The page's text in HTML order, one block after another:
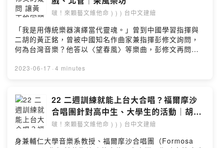
我你對這一集的想法：
https://open.firstory.me/user/ckv2of5jg0nsi0818rn95
wm8d/comments業務合作：
ilove@home.com.twPowered by Firstory Hosting
啵！來顆藝文維他命 ) ) ) 台中文建繪
「我是用傳統樂器演繹當代靈魂。」曾到中國學習指揮與
二胡的黃正銘，曾被中國知名作曲家兼指揮彭修文詢問，
何為台灣音樂？他答以〈望春風〉等樂曲，彭修文再問，
仔戲，希望從戲曲中汲取台灣音樂精髓。《風華絕代》~絲
法：
https://open.firstory.me/user/ckv2of5jg0nsi0818rn95
wm8d/comments業務合作：
ilove@home.com.twPowered by Firstory Hosting
2023-06-17 · 4 minutes
22 二週訓練就能上台大合唱？福爾摩沙
合唱團針對高中生、大學生的活動｜胡宇
光
啵！來顆藝文維他命 ) ) ) 台中文建繪
身兼輔仁大學音樂系教授、福爾摩沙合唱團（Formosa